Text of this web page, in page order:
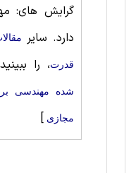
گرایش های:
دارد. سایر
قدرت، را
شده مهندسی
مجازی ]